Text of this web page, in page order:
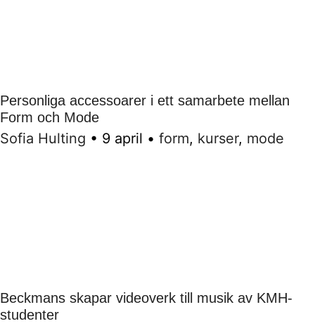
Personliga accessoarer i ett samarbete mellan
Form och Mode
Sofia Hulting • 9 april • form, kurser, mode
Beckmans skapar videoverk till musik av KMH-
studenter